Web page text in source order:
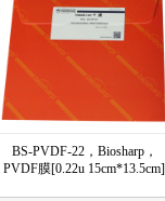
BS-PVDF-22，Biosharp，
PVDF膜[0.22u 15cm*13.5cm]